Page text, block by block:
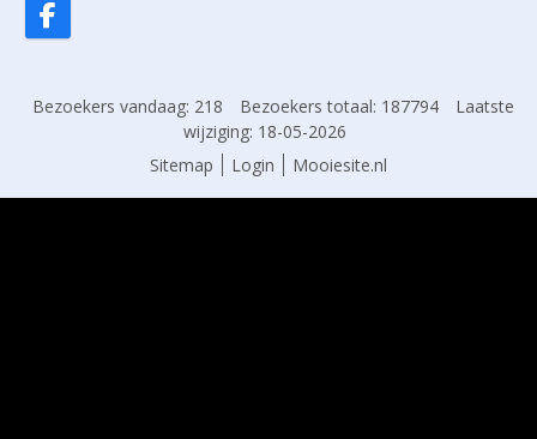
Bezoekers vandaag: 218 Bezoekers totaal: 187794
Laatste
wijziging: 18-05-2026
Sitemap
Login Mooiesite.nl